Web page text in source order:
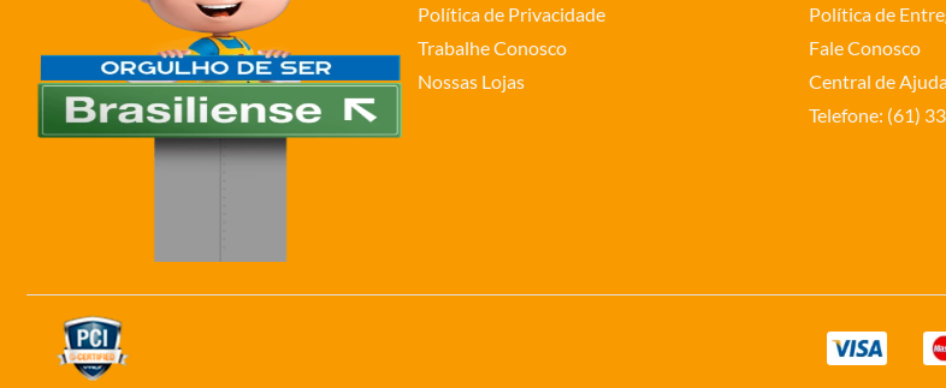
Política de Privacidade
Trabalhe Conosco
Nossas Lojas
Política de
Fale Conosco
Central de
Telefone: (61)